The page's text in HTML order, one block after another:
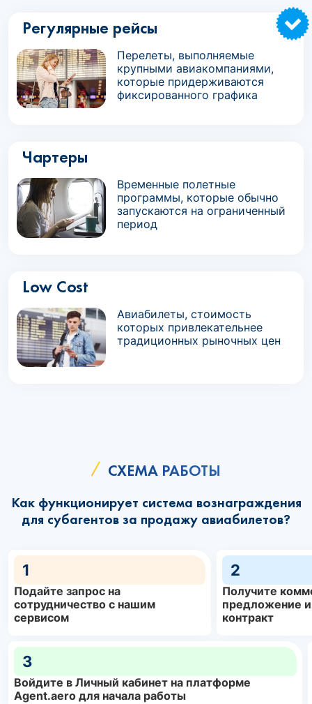
Регулярные рейсы
Перелеты, выполняемые
крупными авиакомпаниями,
которые придерживаются
фиксированного графика
Чартеры
Временные полетные
программы, которые обычно
запускаются на ограниченный
период
Low Cost
Авиабилеты, стоимость
которых привлекательнее
традиционных рыночных цен
СХЕМА РАБОТЫ
Как функционирует система вознаграждения
для субагентов за продажу авиабилетов?
1
Подайте запрос на
сотрудничество с нашим
сервисом
2
Получите
предложение
контракт
3
Войдите в Личный кабинет на платформе
Agent.aero для начала работы